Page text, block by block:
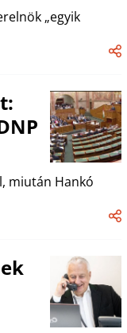
„egyik
miután Hankó